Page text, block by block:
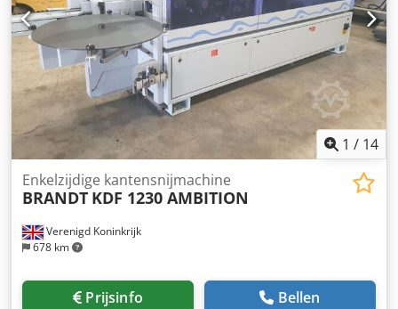
1 / 14
Verenigd Koninkrijk
678 km
Enkelzijdige kantensnijmachine
BRANDT KDF 1230 AMBITION
Prijsinfo Bellen